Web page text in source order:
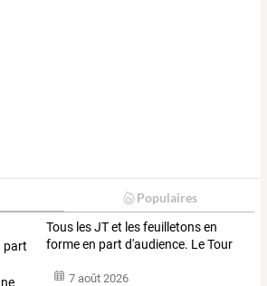
Populaires
Tous lesJTet lesfeuilletonsen
formeen part d'audience. LeTour
7 août 2026